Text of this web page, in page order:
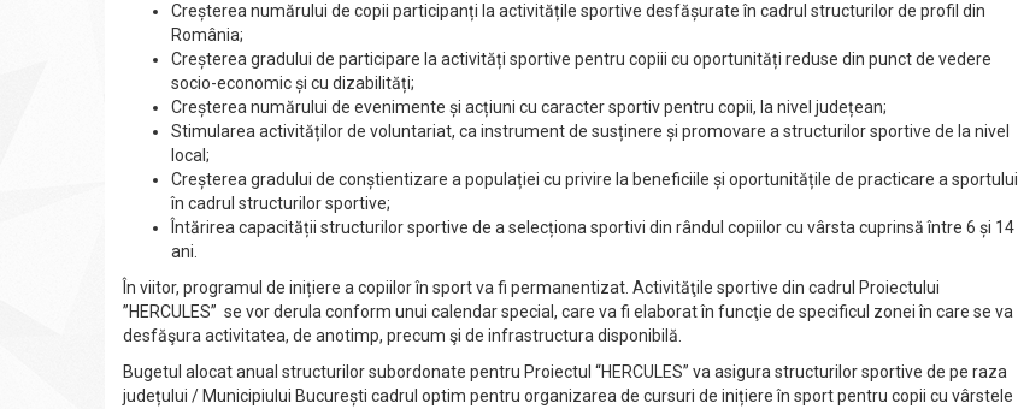
Creșterea numărului de copii participanți la activitățile sportive desfășurate în cadrul structurilor de profil din
România;
Creșterea gradului de participare la activități sportive pentru copiii cu oportunități reduse din punct de vedere
socio-economic și cu dizabilități;
Creșterea numărului de evenimente și acțiuni cu caracter sportiv pentru copii, la nivel județean;
Stimularea activităților de voluntariat, ca instrument de susținere și promovare a structurilor sportive de la nivel
local;
Creșterea gradului de conștientizare a populației cu privire la beneficiile și oportunitățile de practicare a sportului
în cadrul structurilor sportive;
Întărirea capacității structurilor sportive de a selecționa sportivi din rândul copiilor cu vârsta cuprinsă între 6 și 14
ani.
În viitor, programul de inițiere a copiilor în sport va fi permanentizat. Activităţile sportive din cadrul Proiectului
”HERCULES” se vor derula conform unui calendar special, care va fi elaborat în funcţie de specificul zonei în care se va
desfăşura activitatea, de anotimp, precum şi de infrastructura disponibilă.
Bugetul alocat anual structurilor subordonate pentru Proiectul “HERCULES” va asigura structurilor sportive de pe raza
județului / Municipiului București cadrul optim pentru organizarea de cursuri de inițiere în sport pentru copii cu vârstele